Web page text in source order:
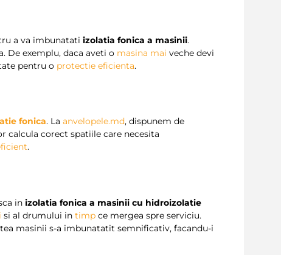
a va imbunatatiizolatia fonica a masinii.
De exemplu, daca aveti o masina mai veche devi
pentru o protectie eficienta.
fonica. Laanvelopele.md, dispunem de
calcula corect spatiile care necesita
.
inizolatia fonica a masinii cu hidroizolatie
si al drumului intimp ce mergea spre serviciu.
masinii s-a imbunatatit semnificativ, facandu-i